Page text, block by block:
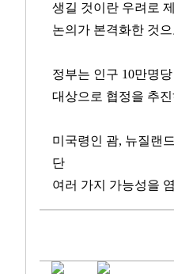
생길 것이란 우려로
논의가 본격화한 것
정부는 인구 10만명
대상으로 협정을 추
미국령인 괌, 뉴질랜
단
여러 가지 가능성을